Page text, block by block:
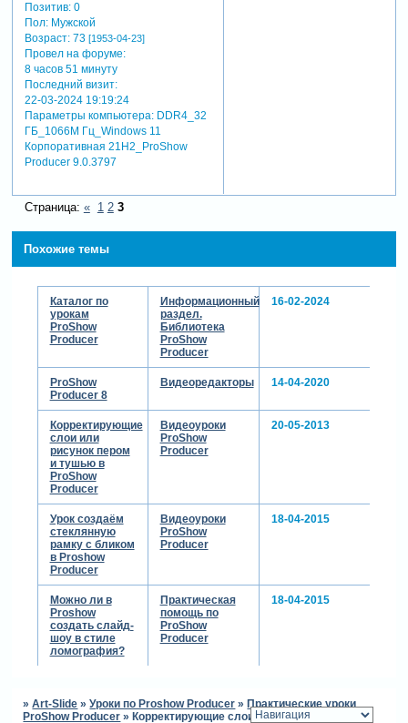
Позитив: 0
Пол:Мужской
Возраст:73 [1953-04-23]
Провел на форуме:
8 часов 51 минуту
Последний визит:
22-03-2024 19:19:24
Параметры компьютера:DDR4_32
ГБ_1066М Гц_Windows 11
Корпоративная 21H2_ProShow
Producer 9.0.3797
Страница: « 1 2 3
Похожие темы
Каталог по
урокам
ProShow
Producer
Информационный
раздел.
Библиотека
ProShow
Producer
16-02-2024
ProShow
Producer 8
Видеоредакторы 14-04-2020
Корректирующие
слои или
рисунок пером
и тушью в
ProShow
Producer
Видеоуроки
ProShow
Producer
20-05-2013
Урок создаём
стеклянную
рамку с бликом
в Proshow
Producer
Видеоуроки
ProShow
Producer
18-04-2015
Можно ли в
Proshow
cоздать слайд-
шоу в стиле
ломография?
Практическая
помощь по
ProShow
Producer
18-04-2015
»Art-Slide »Уроки по Proshow Producer »Практические уроки
ProShow Producer »Корректирующие слои в ProShow Producer